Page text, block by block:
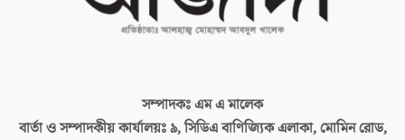
সম্পাদকঃএম এ মালেক
বার্তা ও সম্পাদকীয় কার্যালয়ঃ৯, সিডিএ বাণিজ্যিক এলাকা, মোমিন রোড,